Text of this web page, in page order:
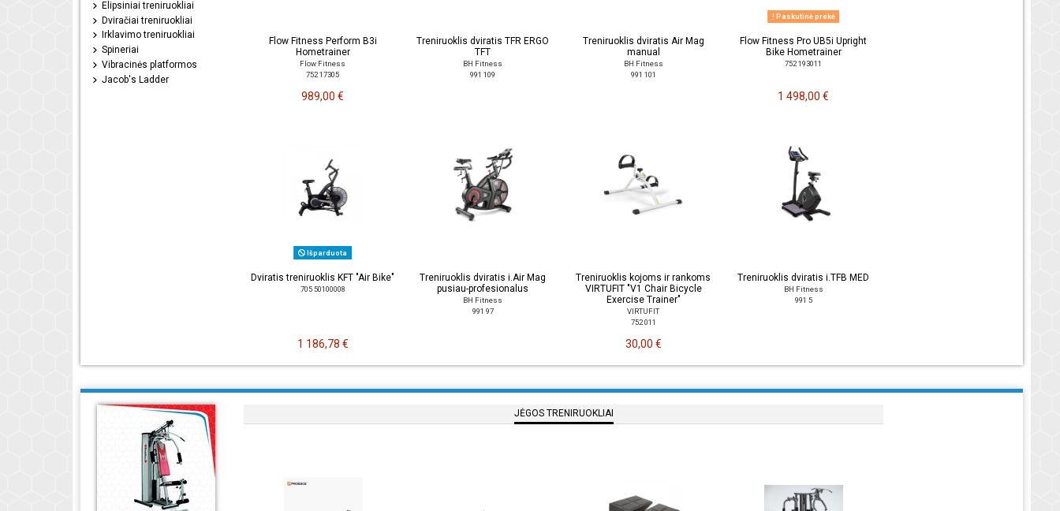
Elipsiniai treniruokliai
Dviračiai treniruokliai
Irklavimo treniruokliai
Spineriai
Vibracinės platformos
Jacob's Ladder
Flow Fitness Perform B3i
Hometrainer
Flow Fitness
752 17305
989,00 €
Treniruoklis dviratis TFR ERGO
TFT
BH Fitness
991 109
Treniruoklis dviratis Air Mag
manual
BH Fitness
991 101
Paskutinė prekė
Flow Fitness Pro UB5i Upright
Bike Hometrainer
752 193011
1 498,00 €
Išparduota
Dviratis treniruoklis KFT "Air Bike"
705 50100008
1 186,78 €
Treniruoklis dviratis i.Air Mag
pusiau-profesionalus
BH Fitness
991 97
Treniruoklis kojoms ir rankoms
VIRTUFIT "V1 Chair Bicycle
Exercise Trainer"
VIRTUFIT
752 011
30,00 €
Treniruoklis dviratis i.TFB MED
BH Fitness
991 5
JĖGOS TRENIRUOKLIAI